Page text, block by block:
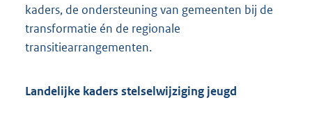
kaders, de ondersteuning van gemeenten bij de
transformatie én de regionale
transitiearrangementen.
Landelijke kaders stelselwijziging jeugd